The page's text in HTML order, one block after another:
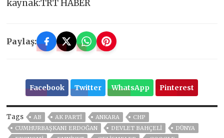
kaynak:TRT HABER
Paylaş:
Facebook Twitter WhatsApp Pinterest
Tags AB AK PARTİ ANKARA
CHP
CUMHURBAŞKANI ERDOĞAN
DEVLET BAHÇELİ
DÜNYA